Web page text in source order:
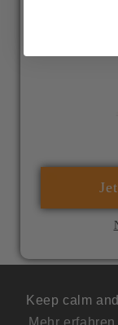
Keep calm